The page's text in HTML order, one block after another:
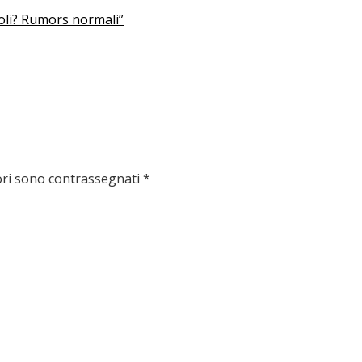
Rumors normali”
sono contrassegnati *